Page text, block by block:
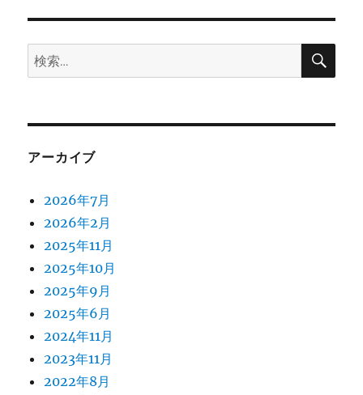
ン
検
索:
検
アーカイブ
2026年7月
2026年2月
2025年11月
2025年10月
2025年9月
2025年6月
2024年11月
2023年11月
2022年8月